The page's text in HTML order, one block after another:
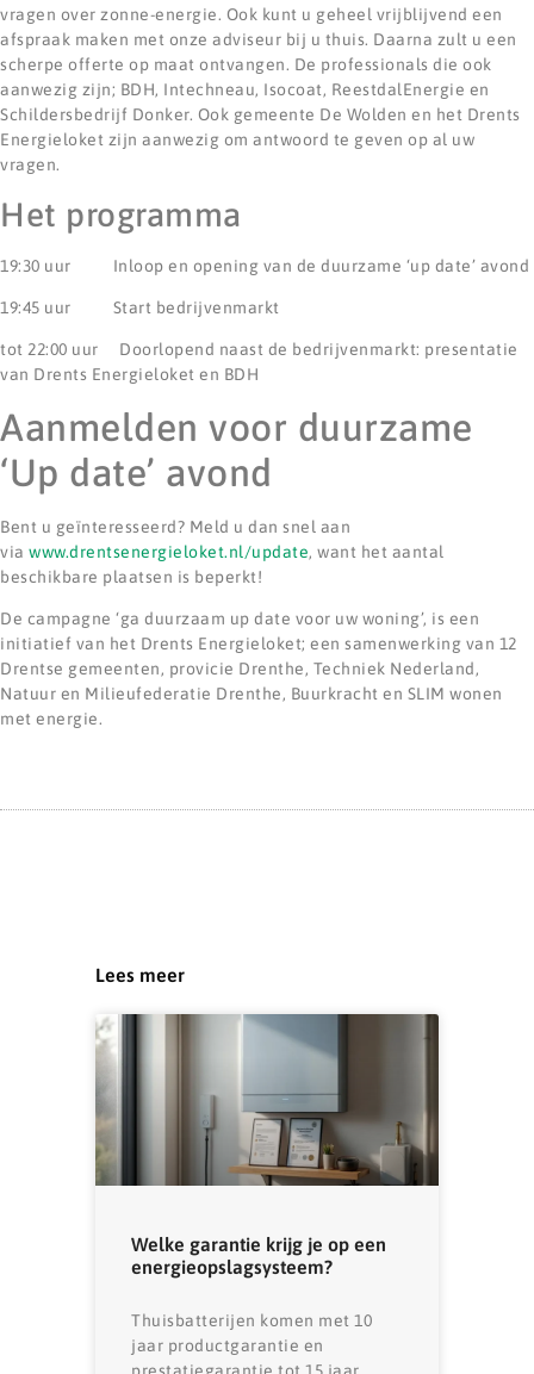
vragen over zonne-energie. Ook kunt u geheel vrijblijvend een
afspraak maken met onze adviseur bij u thuis. Daarna zult u een
scherpe offerte op maat ontvangen. De professionals die ook
aanwezig zijn; BDH, Intechneau, Isocoat, ReestdalEnergie en
Schildersbedrijf Donker. Ook gemeente De Wolden en het Drents
Energieloket zijn aanwezig om antwoord te geven op al uw
vragen.
Het programma
19:30 uur Inloop en opening van de duurzame ‘up date’ avond
19:45 uur Start bedrijvenmarkt
tot 22:00 uur Doorlopend naast de bedrijvenmarkt: presentatie
van Drents Energieloket en BDH
Aanmelden voor duurzame
‘Up date’ avond
Bent u geïnteresseerd? Meld u dan snel aan
via www.drentsenergieloket.nl/update, want het aantal
beschikbare plaatsen is beperkt!
De campagne ‘ga duurzaam up date voor uw woning’, is een
initiatief van het Drents Energieloket; een samenwerking van 12
Drentse gemeenten, provicie Drenthe, Techniek Nederland,
Natuur en Milieufederatie Drenthe, Buurkracht en SLIM wonen
met energie.
Lees meer
Welke garantie krijg je op een
energieopslagsysteem?
Thuisbatterijen komen met 10
jaar productgarantie en
prestatiegarantie tot 15 jaar.